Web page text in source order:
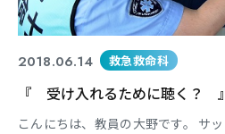
2018.06.14 救急救命科
『 受け入れるために聴く？ 』
こんにちは、教員の大野です。 サ